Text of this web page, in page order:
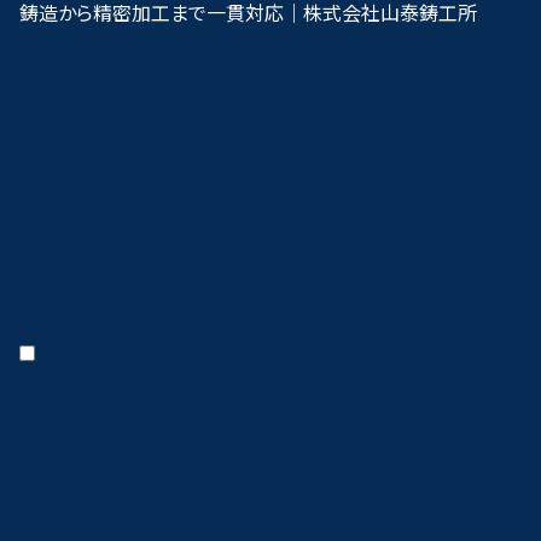
鋳造から精密加工まで一貫対応｜株式会社山泰鋳工所